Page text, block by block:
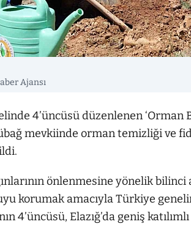
Ajansı
4’üncüsü düzenlenen ‘Orman
mevkiinde orman temizliği ve
önlenmesine yönelik
korumak amacıyla Türkiye
4’üncüsü, Elazığ’da geniş